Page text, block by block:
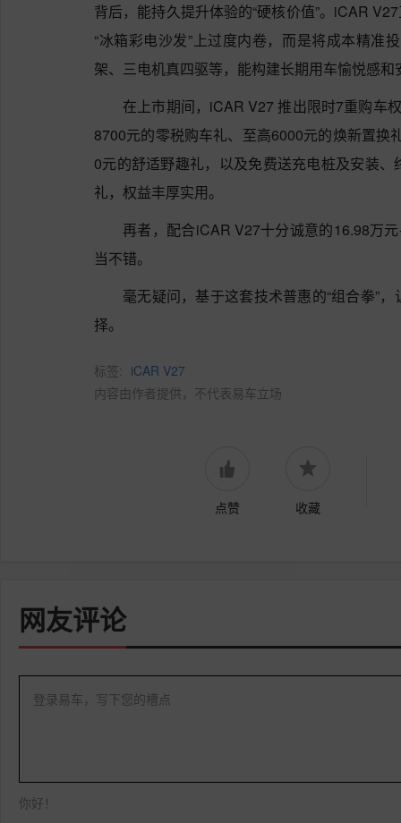
背后，能持久提升体验的“硬核价值”。iCAR
“冰箱彩电沙发”上过度内卷，而是将成本精准
架、三电机真四驱等，能构建长期用车愉悦感
在上市期间，iCAR V27 推出限时7重购车
8700元的零税购车礼、至高6000元的焕新置换
0元的舒适野趣礼，以及免费送充电桩及安装
礼，权益丰厚实用。
再者，配合iCAR V27十分诚意的16.98万
当不错。
毫无疑问，基于这套技术普惠的“组合拳”
择。
标签: iCAR V27
内容由作者提供，不代表易车立场
点赞 收藏
网友评论
登录易车，写下您的槽点
你好！